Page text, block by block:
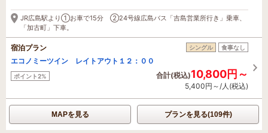
JR広島駅より①お車で15分 ②24号線広島バス「吉島営業所行き」乗車、
「加古町」下車。
宿泊プラン シングル 食事なし
エコノミーツイン レイトアウト１２：００
ポイント2% 合計(税込)10,800円～
5,400円～/人(税込)
MAPを見る プランを見る(109件)